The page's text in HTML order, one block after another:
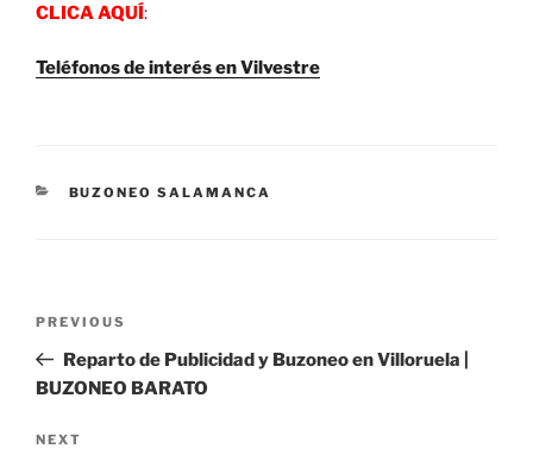
CLICA AQUÍ:
Teléfonos de interés en Vilvestre
CATEGORIES
BUZONEO SALAMANCA
Previous
Post
PREVIOUS
Reparto de Publicidad y Buzoneo en Villoruela |
BUZONEO BARATO
Next
NEXT